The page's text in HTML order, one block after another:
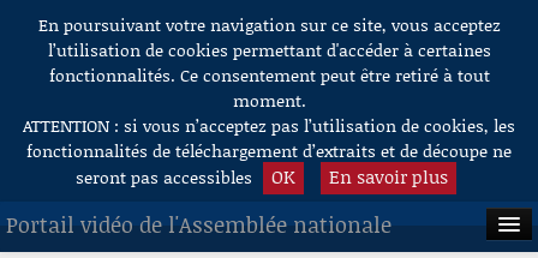
Aller au contenu
En poursuivant votre navigation sur ce site, vous acceptez
l’utilisation de cookies permettant d'accéder à certaines
fonctionnalités. Ce consentement peut être retiré à tout
moment.
ATTENTION : si vous n’acceptez pas l’utilisation de cookies, les
fonctionnalités de téléchargement d’extraits et de découpe ne
seront pas accessibles
OK En savoir plus
Portail vidéo de l'Assemblée nationale